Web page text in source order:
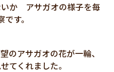
か アサガオの様子を毎
です。
のアサガオの花が一輪、
てくれました。